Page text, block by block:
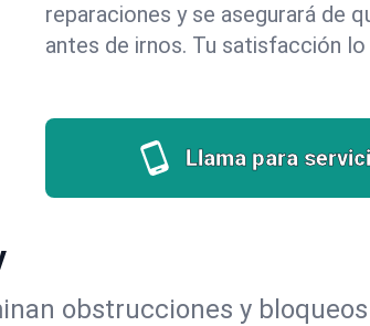
reparaciones y se asegurará de
antes de irnos. Tu satisfacción
Llama para
obstrucciones y